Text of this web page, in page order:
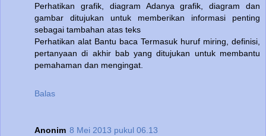
Perhatikan grafik, diagram Adanya grafik, diagram dan
gambar ditujukan untuk memberikan informasi penting
sebagai tambahan atas teks
Perhatikan alat Bantu baca Termasuk huruf miring, definisi,
pertanyaan di akhir bab yang ditujukan untuk membantu
pemahaman dan mengingat.
Balas
Anonim 8 Mei 2013 pukul 06.13